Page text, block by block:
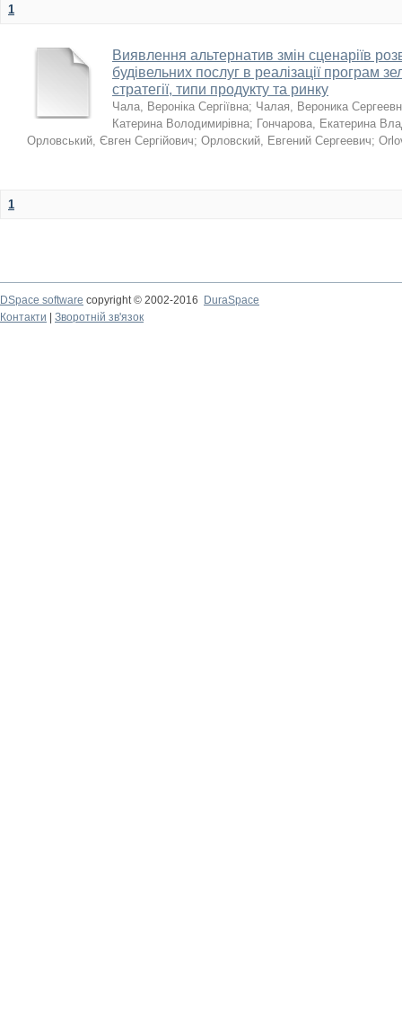
1
Виявлення альтернатив змін сценаріїв
будівельних послуг в реалізації програм
стратегії, типи продукту та ринку
Чала, Вероніка Сергіївна; Чалая, Вероника
Катерина Володимирівна; Гончарова, Екатерина
Орловський, Євген Сергійович; Орловский, Евгений Сергеевич;
1
DSpace software copyright © 2002-2016
DuraSpace
Контакти
Зворотній зв'язок